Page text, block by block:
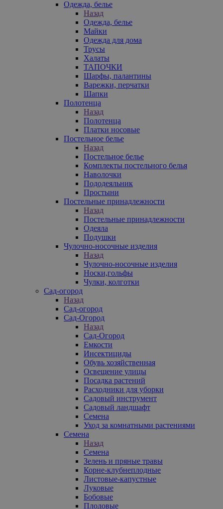
Одежда, белье
Назад
Одежда, белье
Майки
Одежда для дома
Трусы
Халаты
ТАПОЧКИ
Шарфы, палантины
Варежки, перчатки
Шапки
Полотенца
Назад
Полотенца
Платки носовые
Постельное белье
Назад
Постельное белье
Комплекты постельного белья
Наволочки
Пододеяльник
Простыни
Постельные принадлежности
Назад
Постельные принадлежности
Одеяла
Подушки
Чулочно-носочные изделия
Назад
Чулочно-носочные изделия
Носки,гольфы
Чулки, колготки
Сад-огород
Назад
Сад-огород
Сад-Огород
Назад
Сад-Огород
Емкости
Инсектициды
Обувь хозяйственная
Освещение улицы
Посадка растений
Расходники для уборки
Садовый инструмент
Садовый ландшафт
Семена
Уход за комнатными растениями
Семена
Назад
Семена
Зелень и пряные травы
Корне-клубнеплодные
Листовые-капустные
Луковые
Бобовые
Плодовые